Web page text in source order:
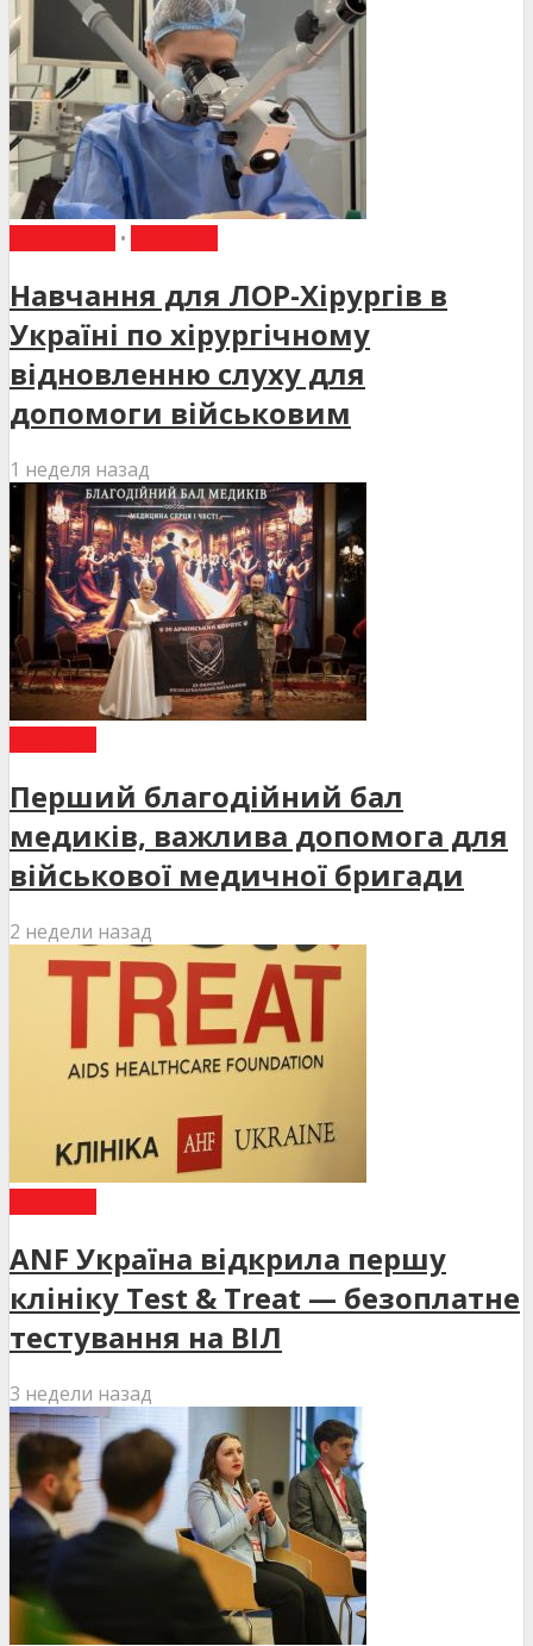
•
Навчання для ЛОР-Хірургів в
Україні по хірургічному
відновленню слуху для
допомоги військовим
1 неделя назад
Перший благодійний бал
медиків, важлива допомога для
військової медичної бригади
2 недели назад
ANF Україна відкрила першу
клініку Test & Treat — безоплатне
тестування на ВІЛ
3 недели назад